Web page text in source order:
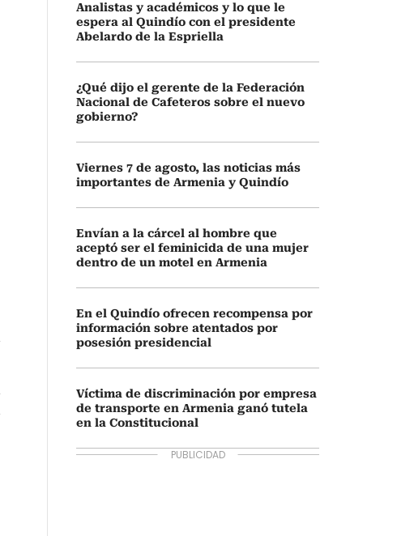
Analistas y académicos y lo que le
espera al Quindío con el presidente
Abelardo de la Espriella
¿Qué dijo el gerente de la Federación
Nacional de Cafeteros sobre el nuevo
gobierno?
Viernes 7 de agosto, las noticias más
importantes de Armenia y Quindío
Envían a la cárcel al hombre que
aceptó ser el feminicida de una mujer
dentro de un motel en Armenia
En el Quindío ofrecen recompensa por
información sobre atentados por
posesión presidencial
Víctima de discriminación por empresa
de transporte en Armenia ganó tutela
en la Constitucional